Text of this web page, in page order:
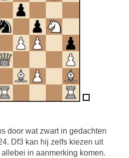
door wat zwart in gedachten
Df3 kan hij zelfs kiezen uit
in aanmerking komen.